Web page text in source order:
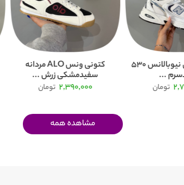
کفش و کتونی نیوبالانس 530
...
تومان
کتونی ونس ALO مردانه
سفیدمشکی زرش ...
2,390,000 تومان
مشاهده همه